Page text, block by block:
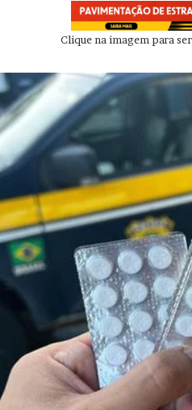
Clique na imagem para